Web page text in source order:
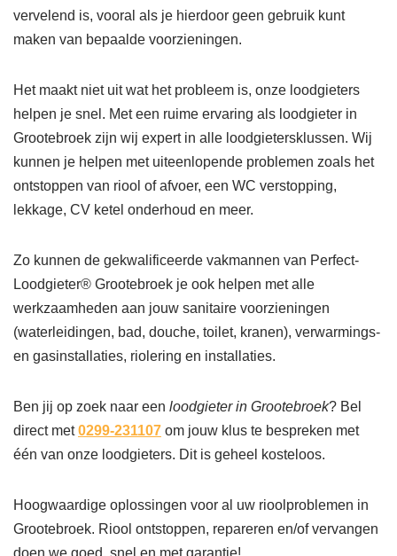
vervelend is, vooral als je hierdoor geen gebruik kunt
maken van bepaalde voorzieningen.
Het maakt niet uit wat het probleem is, onze loodgieters
helpen je snel. Met een ruime ervaring als loodgieter in
Grootebroek zijn wij expert in alle loodgietersklussen. Wij
kunnen je helpen met uiteenlopende problemen zoals het
ontstoppen van riool of afvoer, een WC verstopping,
lekkage, CV ketel onderhoud en meer.
Zo kunnen de gekwalificeerde vakmannen van Perfect-
Loodgieter® Grootebroek je ook helpen met alle
werkzaamheden aan jouw sanitaire voorzieningen
(waterleidingen, bad, douche, toilet, kranen), verwarmings-
en gasinstallaties, riolering en installaties.
Ben jij op zoek naar een loodgieter in Grootebroek? Bel
direct met0299-231107 om jouw klus te bespreken met
één van onze loodgieters. Dit is geheel kosteloos.
Hoogwaardige oplossingen voor al uw rioolproblemen in
Grootebroek. Riool ontstoppen, repareren en/of vervangen
doen we goed, snel en met garantie!